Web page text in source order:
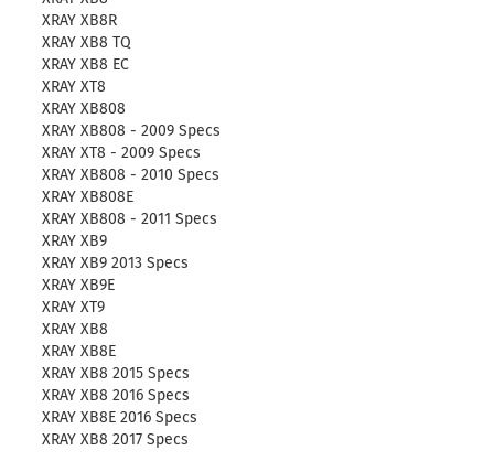
XRAY XB8R
XRAY XB8 TQ
XRAY XB8 EC
XRAY XT8
XRAY XB808
XRAY XB808 - 2009 Specs
XRAY XT8 - 2009 Specs
XRAY XB808 - 2010 Specs
XRAY XB808E
XRAY XB808 - 2011 Specs
XRAY XB9
XRAY XB9 2013 Specs
XRAY XB9E
XRAY XT9
XRAY XB8
XRAY XB8E
XRAY XB8 2015 Specs
XRAY XB8 2016 Specs
XRAY XB8E 2016 Specs
XRAY XB8 2017 Specs